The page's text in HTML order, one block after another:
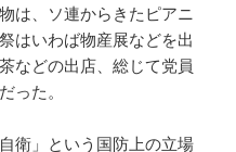
は、ソ連からきたピアニ
はいわば物産展などを出
などの出店、総じて党員
った。
衛」という国防上の立場